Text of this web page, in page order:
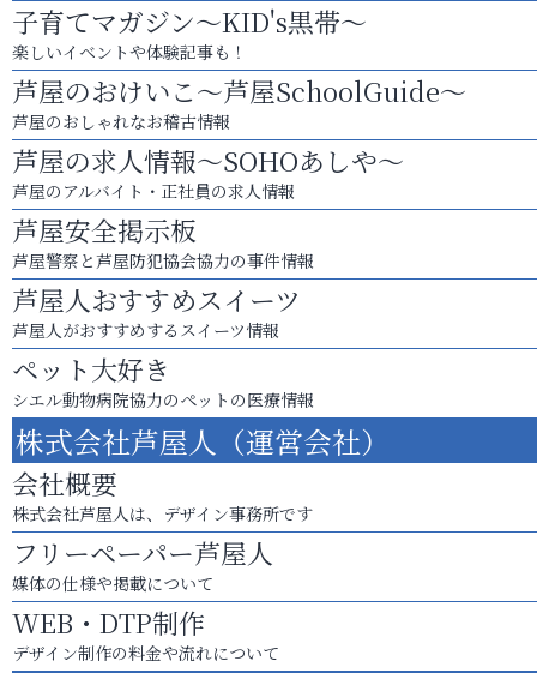
子育てマガジン～KID's黒帯～
楽しいイベントや体験記事も！
芦屋のおけいこ～芦屋SchoolGuide～
芦屋のおしゃれなお稽古情報
芦屋の求人情報～SOHOあしや～
芦屋のアルバイト・正社員の求人情報
芦屋安全掲示板
芦屋警察と芦屋防犯協会協力の事件情報
芦屋人おすすめスイーツ
芦屋人がおすすめするスイーツ情報
ペット大好き
シエル動物病院協力のペットの医療情報
株式会社芦屋人（運営会社）
会社概要
株式会社芦屋人は、デザイン事務所です
フリーペーパー芦屋人
媒体の仕様や掲載について
WEB・DTP制作
デザイン制作の料金や流れについて